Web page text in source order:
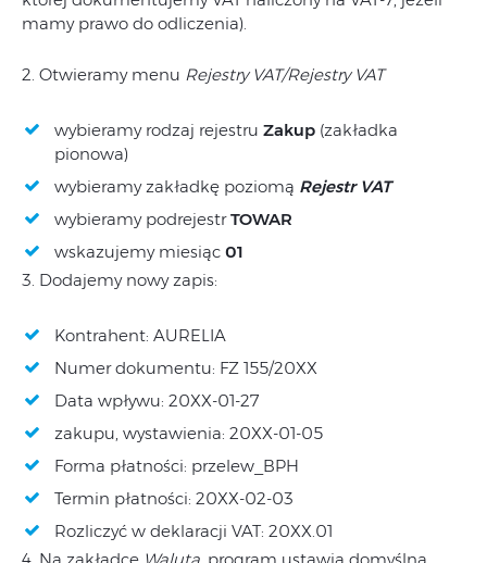
mamy prawo do odliczenia).
2. Otwieramy menu Rejestry VAT/Rejestry VAT
wybieramy rodzaj rejestru Zakup (zakładka
pionowa)
wybieramy zakładkę poziomą Rejestr VAT
wybieramy podrejestrTOWAR
wskazujemy miesiąc 01
3. Dodajemy nowy zapis:
Kontrahent: AURELIA
Numer dokumentu: FZ 155/20XX
Data wpływu: 20XX-01-27
zakupu, wystawienia: 20XX-01-05
Forma płatności: przelew_BPH
Termin płatności: 20XX-02-03
Rozliczyć w deklaracji VAT: 20XX.01